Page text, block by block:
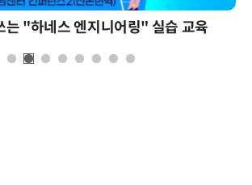
는 "하네스 엔지니어링" 실습 교육